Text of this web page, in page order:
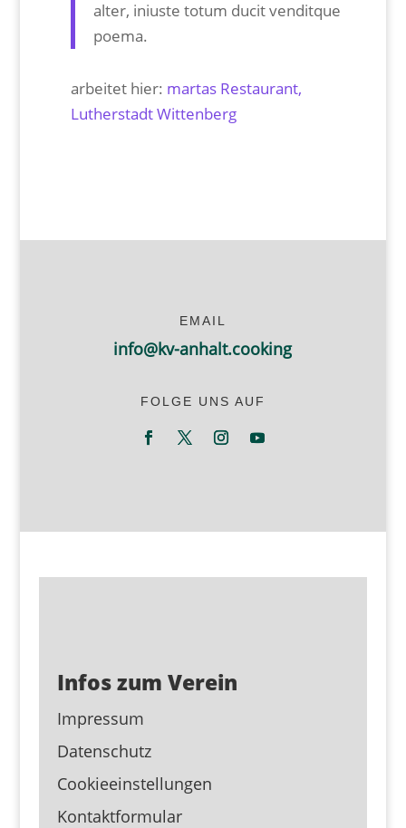
alter, iniuste totum ducit venditque
poema.
arbeitet hier: martas Restaurant,
Lutherstadt Wittenberg
EMAIL
info@kv-anhalt.cooking
FOLGE UNS AUF
Infos zum Verein
Impressum
Datenschutz
Cookieeinstellungen
Kontaktformular